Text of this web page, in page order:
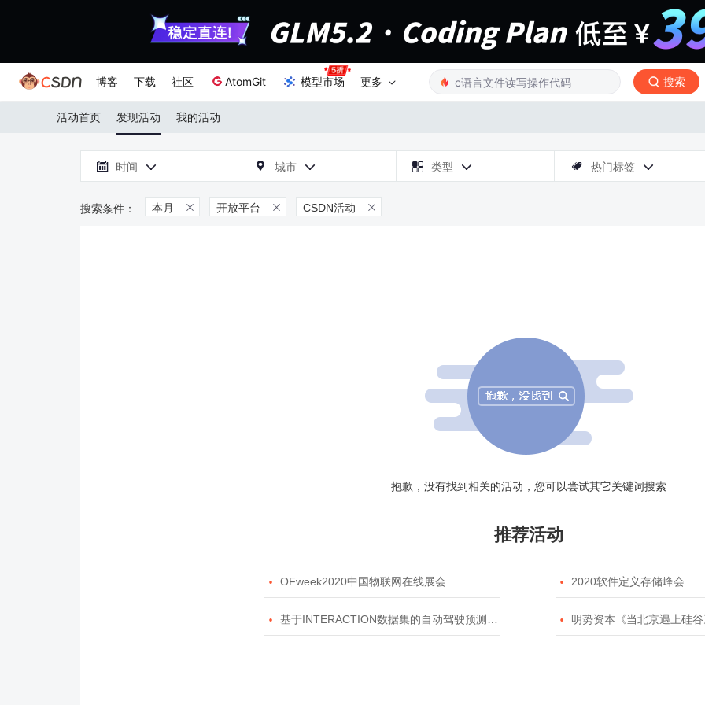
博客 下载 社区 AtomGit 模型市场 更多 搜索
活动首页 发现活动 我的活动
 时间   城市   类型   热门标签 
本月  开放平台  CSDN活动 
抱歉，没有找到相关的活动，您可以尝试其它关键词搜索
推荐活动
 OFweek2020中国物联网在线展会  2020软件定义存储峰会
 基于INTERACTION数据集的自动驾驶预测模型挑战赛  明势资本《当北京遇上硅谷》系列